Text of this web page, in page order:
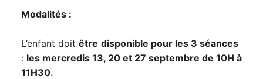
Modalités :
L’enfant doit être disponible pour les 3 séances
: les mercredis 13, 20 et 27 septembre de 10H à
11H30.